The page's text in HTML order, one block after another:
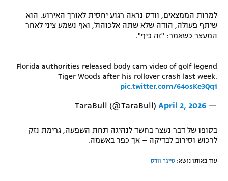
למרות הממצאים, וודס נראה רגוע יחסית לאורך האירוע. הוא
שיתף פעולה, הודה שלא שתה אלכוהול, ואף נשמע ציני לאחר
המעצר כשאמר: "זה כיף".
Florida authorities released body cam video of golf legend
Tiger Woods after his rollover crash last week.
pic.twitter.com/64osKe3Qq1
— TaraBull (@TaraBull)
April 2, 2026
בסופו של דבר נעצר בחשד לנהיגה תחת השפעה, גרימת נזק
לרכוש וסירוב לבדיקה – אך כפר באשמה.
עוד באותו נושא: טייגר וודס